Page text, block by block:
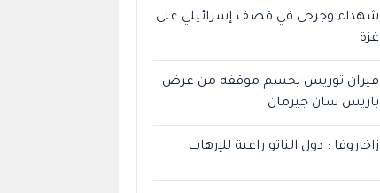
شهداء وجرحى في قصف إسرائيلي على
غزة
فيران توريس يحسم موقفه من عرض
باريس سان جيرمان
زاخاروفا : دول الناتو راعية للإرهاب